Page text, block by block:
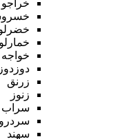
خراجو
خمارلو
خواجه
زرنق
زنوز
سراب
سهند